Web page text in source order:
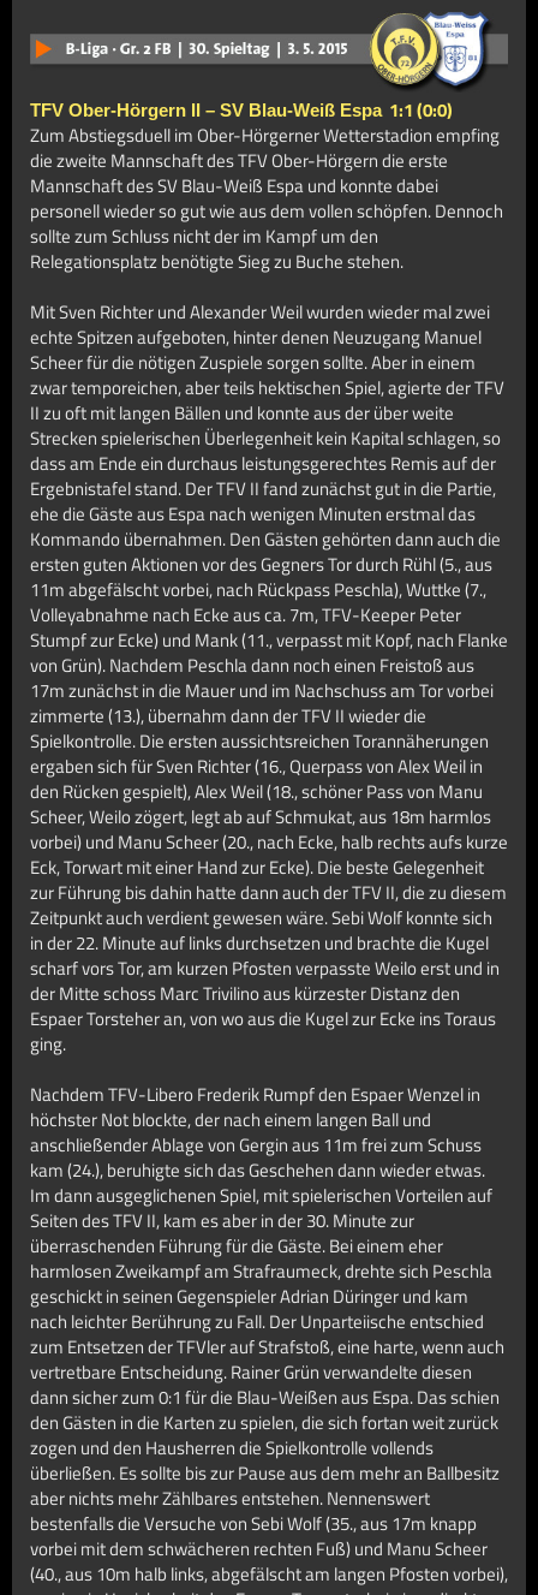
TFV Ober-Hörgern II – SV Blau-Weiß Espa1:1 (0:0)
Zum Abstiegsduell im Ober-Hörgerner Wetterstadion empfing
die zweite Mannschaft des TFV Ober-Hörgern die erste
Mannschaft des SV Blau-Weiß Espa und konnte dabei
personell wieder so gut wie aus dem vollen schöpfen. Dennoch
sollte zum Schluss nicht der im Kampf um den
Relegationsplatz benötigte Sieg zu Buche stehen.
Mit Sven Richter und Alexander Weil wurden wieder mal zwei
echte Spitzen aufgeboten, hinter denen Neuzugang Manuel
Scheer für die nötigen Zuspiele sorgen sollte. Aber in einem
zwar temporeichen, aber teils hektischen Spiel, agierte der TFV
II zu oft mit langen Bällen und konnte aus der über weite
Strecken spielerischen Überlegenheit kein Kapital schlagen, so
dass am Ende ein durchaus leistungsgerechtes Remis auf der
Ergebnistafel stand. Der TFV II fand zunächst gut in die Partie,
ehe die Gäste aus Espa nach wenigen Minuten erstmal das
Kommando übernahmen. Den Gästen gehörten dann auch die
ersten guten Aktionen vor des Gegners Tor durch Rühl (5., aus
11m abgefälscht vorbei, nach Rückpass Peschla), Wuttke (7.,
Volleyabnahme nach Ecke aus ca. 7m, TFV-Keeper Peter
Stumpf zur Ecke) und Mank (11., verpasst mit Kopf, nach Flanke
von Grün). Nachdem Peschla dann noch einen Freistoß aus
17m zunächst in die Mauer und im Nachschuss am Tor vorbei
zimmerte (13.), übernahm dann der TFV II wieder die
Spielkontrolle. Die ersten aussichtsreichen Torannäherungen
ergaben sich für Sven Richter (16., Querpass von Alex Weil in
den Rücken gespielt), Alex Weil (18., schöner Pass von Manu
Scheer, Weilo zögert, legt ab auf Schmukat, aus 18m harmlos
vorbei) und Manu Scheer (20., nach Ecke, halb rechts aufs kurze
Eck, Torwart mit einer Hand zur Ecke). Die beste Gelegenheit
zur Führung bis dahin hatte dann auch der TFV II, die zu diesem
Zeitpunkt auch verdient gewesen wäre. Sebi Wolf konnte sich
in der 22. Minute auf links durchsetzen und brachte die Kugel
scharf vors Tor, am kurzen Pfosten verpasste Weilo erst und in
der Mitte schoss Marc Trivilino aus kürzester Distanz den
Espaer Torsteher an, von wo aus die Kugel zur Ecke ins Toraus
ging.
Nachdem TFV-Libero Frederik Rumpf den Espaer Wenzel in
höchster Not blockte, der nach einem langen Ball und
anschließender Ablage von Gergin aus 11m frei zum Schuss
kam (24.), beruhigte sich das Geschehen dann wieder etwas.
Im dann ausgeglichenen Spiel, mit spielerischen Vorteilen auf
Seiten des TFV II, kam es aber in der 30. Minute zur
überraschenden Führung für die Gäste. Bei einem eher
harmlosen Zweikampf am Strafraumeck, drehte sich Peschla
geschickt in seinen Gegenspieler Adrian Düringer und kam
nach leichter Berührung zu Fall. Der Unparteiische entschied
zum Entsetzen der TFVler auf Strafstoß, eine harte, wenn auch
vertretbare Entscheidung. Rainer Grün verwandelte diesen
dann sicher zum 0:1 für die Blau-Weißen aus Espa. Das schien
den Gästen in die Karten zu spielen, die sich fortan weit zurück
zogen und den Hausherren die Spielkontrolle vollends
überließen. Es sollte bis zur Pause aus dem mehr an Ballbesitz
aber nichts mehr Zählbares entstehen. Nennenswert
bestenfalls die Versuche von Sebi Wolf (35., aus 17m knapp
vorbei mit dem schwächeren rechten Fuß) und Manu Scheer
(40., aus 10m halb links, abgefälscht am langen Pfosten vorbei),